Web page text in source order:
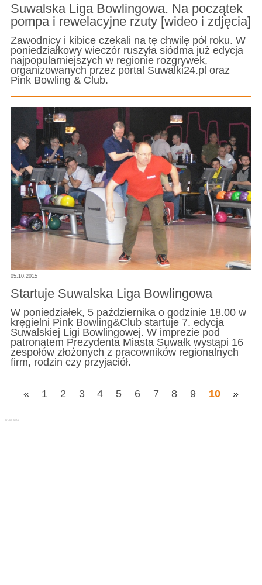
Suwalska Liga Bowlingowa. Na początek
pompa i rewelacyjne rzuty [wideo i zdjęcia]
Zawodnicy i kibice czekali na tę chwilę pół roku. W
poniedziałkowy wieczór ruszyła siódma już edycja
najpopularniejszych w regionie rozgrywek,
organizowanych przez portal Suwalki24.pl oraz
Pink Bowling & Club.
05.10.2015
Startuje Suwalska Liga Bowlingowa
W poniedziałek, 5 października o godzinie 18.00 w
kręgielni Pink Bowling&Club startuje 7. edycja
Suwalskiej Ligi Bowlingowej. W imprezie pod
patronatem Prezydenta Miasta Suwałk wystąpi 16
zespołów złożonych z pracowników regionalnych
firm, rodzin czy przyjaciół.
« 1 2 3 4 5 6 7 8 9 10 »